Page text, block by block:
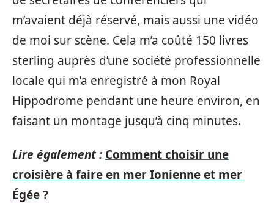
m’avaient déjà réservé, mais aussi une vidéo
de moi sur scène. Cela m’a coûté 150 livres
sterling auprès d’une société professionnelle
locale qui m’a enregistré à mon Royal
Hippodrome pendant une heure environ, en
faisant un montage jusqu’à cinq minutes.
Lire également : Comment choisir une
croisière à faire en mer Ionienne et mer
Égée ?